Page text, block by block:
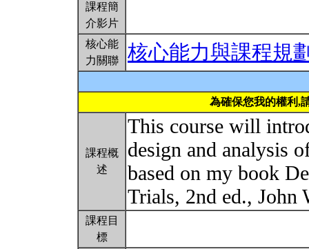
課程簡
介影片
核心能
力關聯
核心能力與課程規
為確保您我的權利,
課程概
述
This course will
design and analysis
based on my book
Trials, 2nd ed., John
課程目
標